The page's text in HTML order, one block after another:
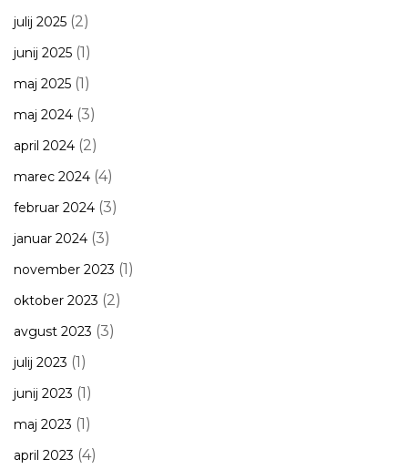
julij 2025 (2)
junij 2025 (1)
maj 2025 (1)
maj 2024 (3)
april 2024 (2)
marec 2024 (4)
februar 2024 (3)
januar 2024 (3)
november 2023 (1)
oktober 2023 (2)
avgust 2023 (3)
julij 2023 (1)
junij 2023 (1)
maj 2023 (1)
april 2023 (4)